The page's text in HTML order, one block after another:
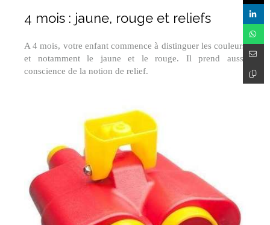
4 mois : jaune, rouge et reliefs
A 4 mois, votre enfant commence à distinguer les couleurs
et notamment le jaune et le rouge. Il prend aussi
conscience de la notion de relief.